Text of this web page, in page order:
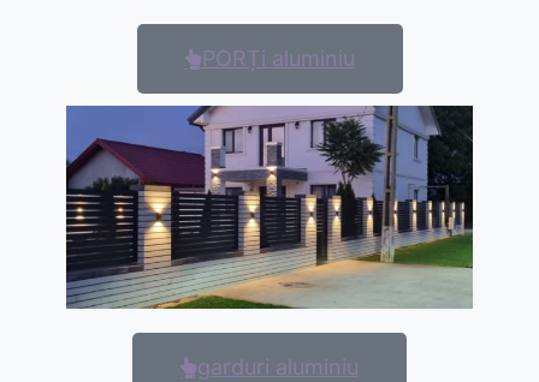
PORȚi aluminiu
garduri aluminiu